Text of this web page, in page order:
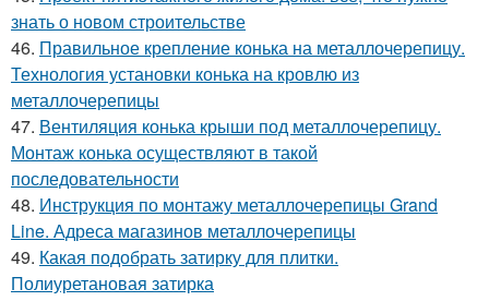
знать о новом строительстве
46. Правильное крепление конька на металлочерепицу.
Технология установки конька на кровлю из
металлочерепицы
47. Вентиляция конька крыши под металлочерепицу.
Монтаж конька осуществляют в такой
последовательности
48. Инструкция по монтажу металлочерепицы Grand
Line. Адреса магазинов металлочерепицы
49. Какая подобрать затирку для плитки.
Полиуретановая затирка